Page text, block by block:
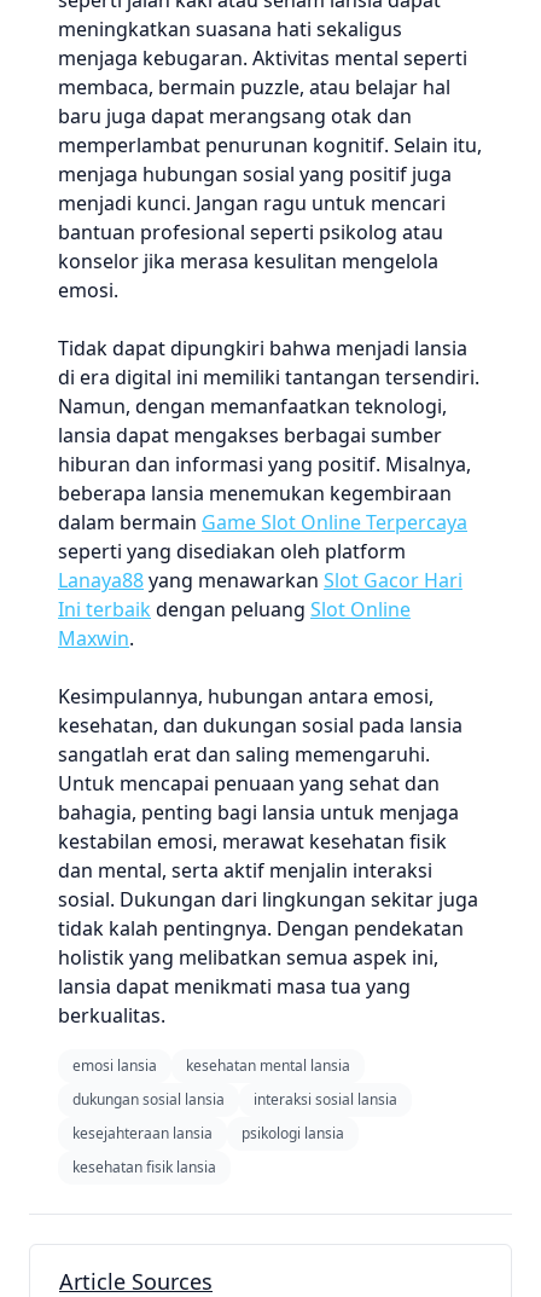
meningkatkan suasana hati sekaligus
menjaga kebugaran. Aktivitas mental seperti
membaca, bermain puzzle, atau belajar hal
baru juga dapat merangsang otak dan
memperlambat penurunan kognitif. Selain itu,
menjaga hubungan sosial yang positif juga
menjadi kunci. Jangan ragu untuk mencari
bantuan profesional seperti psikolog atau
konselor jika merasa kesulitan mengelola
emosi.
Tidak dapat dipungkiri bahwa menjadi lansia
di era digital ini memiliki tantangan tersendiri.
Namun, dengan memanfaatkan teknologi,
lansia dapat mengakses berbagai sumber
hiburan dan informasi yang positif. Misalnya,
beberapa lansia menemukan kegembiraan
dalam bermain Game Slot Online Terpercaya
seperti yang disediakan oleh platform
Lanaya88yang menawarkan Slot Gacor Hari
Ini terbaik dengan peluang Slot Online
Maxwin.
Kesimpulannya, hubungan antara emosi,
kesehatan, dan dukungan sosial pada lansia
sangatlah erat dan saling memengaruhi.
Untuk mencapai penuaan yang sehat dan
bahagia, penting bagi lansia untuk menjaga
kestabilan emosi, merawat kesehatan fisik
dan mental, serta aktif menjalin interaksi
sosial. Dukungan dari lingkungan sekitar juga
tidak kalah pentingnya. Dengan pendekatan
holistik yang melibatkan semua aspek ini,
lansia dapat menikmati masa tua yang
berkualitas.
emosi lansia
kesehatan mental lansia
dukungan sosial lansia
interaksi sosial lansia
kesejahteraan lansia
psikologi lansia
kesehatan fisik lansia
Article Sources